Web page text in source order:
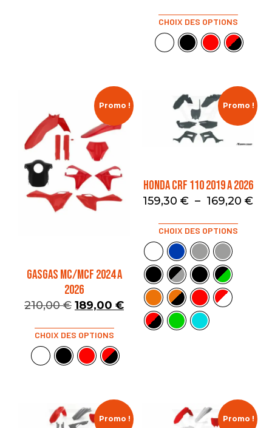
CHOIX DES OPTIONS
Promo !
GASGAS MC/MCF 2024 A
2026
210,00€ 189,00 €
CHOIX DES OPTIONS
Promo !
HONDA CRF 110 2019 A 2026
159,30 € – 169,20 €
CHOIX DES OPTIONS
Promo ! Promo !